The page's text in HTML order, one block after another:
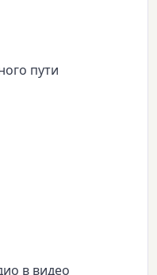
пути
в видео